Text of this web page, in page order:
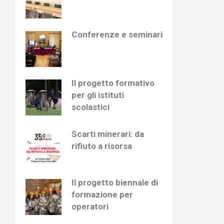
Conferenze e seminari
Il progetto formativo
per gli istituti
scolastici
Scarti minerari: da
rifiuto a risorsa
Il progetto biennale di
formazione per
operatori